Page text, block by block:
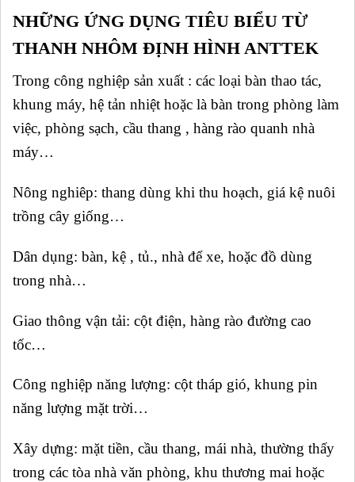
NHỮNG ỨNG DỤNG TIÊU BIỂU TỪ
THANH NHÔM ĐỊNH HÌNH ANTTEK
Trong công nghiệp sản xuất : các loại bàn thao tác,
khung máy, hệ tản nhiệt hoặc là bàn trong phòng làm
việc, phòng sạch, cầu thang , hàng rào quanh nhà
máy…
Nông nghiêp: thang dùng khi thu hoạch, giá kệ nuôi
trồng cây giống…
Dân dụng: bàn, kệ , tủ., nhà để xe, hoặc đồ dùng
trong nhà…
Giao thông vận tải: cột điện, hàng rào đường cao
tốc…
Công nghiệp năng lượng: cột tháp gió, khung pin
năng lượng mặt trời…
Xây dựng: mặt tiền, cầu thang, mái nhà, thường thấy
trong các tòa nhà văn phòng, khu thương mai hoặc